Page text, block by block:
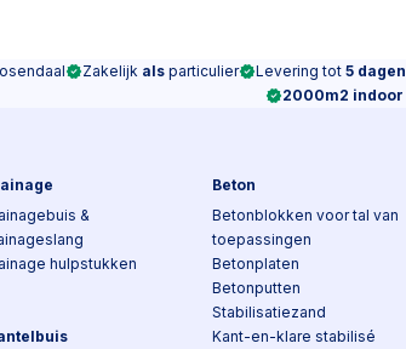
Zakelijk als particulier Levering tot 5 dagen
2000m2 indoor
&
hulpstukken
Beton
Betonblokken voor tal van
toepassingen
Betonplaten
Betonputten
Stabilisatiezand
Kant-en-klare stabilisé